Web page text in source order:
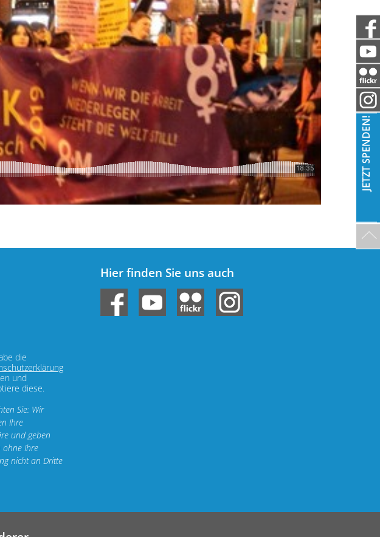
JETZT SPENDEN!
die
und
diese.
Sie: Wir
Ihre
und geben
ohne Ihre
nicht an Dritte
Hier finden Sie uns auch